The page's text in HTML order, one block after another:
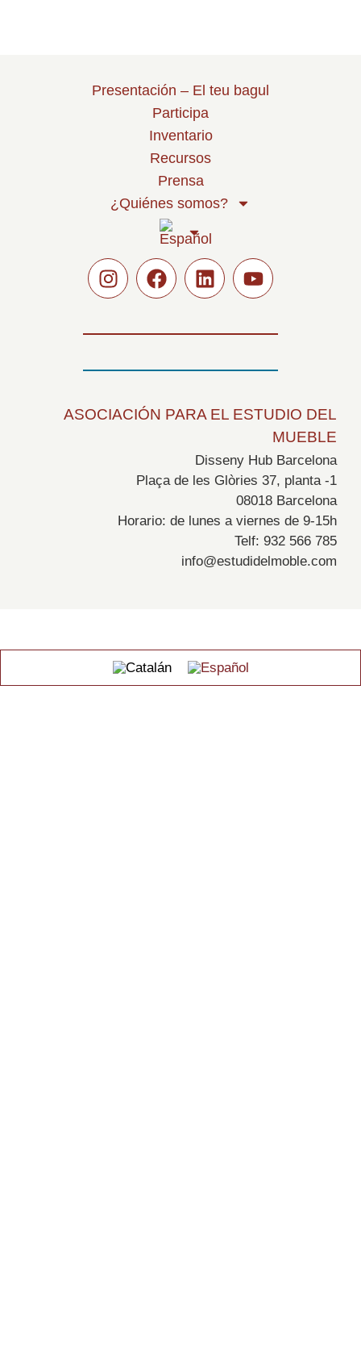
Presentación – El teu bagul
Participa
Inventario
Recursos
Prensa
¿Quiénes somos?
ASOCIACIÓN PARA EL ESTUDIO DEL
MUEBLE
Disseny Hub Barcelona
Plaça de les Glòries 37, planta -1
08018 Barcelona
Horario: de lunes a viernes de 9-15h
Telf: 932 566 785
info@estudidelmoble.com